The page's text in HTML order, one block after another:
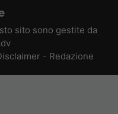
sito sono gestite da
- Redazione